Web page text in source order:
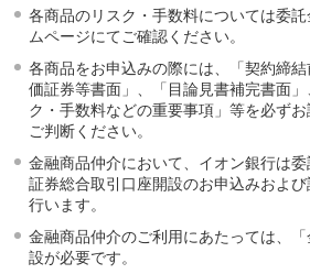
住宅ローン
新規お借入れの方
お借換えの方
フラット35
リ・バース60
カードローン
目的別ローン
目的別ローンマイページ
保険
保険TOP
個人年金保険
各商品のリスク・手数料については委
ムページにてご確認ください。
各商品をお申込みの際には、「契約締
価証券等書面」、「目論見書補完書面
ク・手数料などの重要事項」等を必ず
ご判断ください。
金融商品仲介において、イオン銀行は
証券総合取引口座開設のお申込みおよ
行います。
金融商品仲介のご利用にあたっては、
設が必要です。